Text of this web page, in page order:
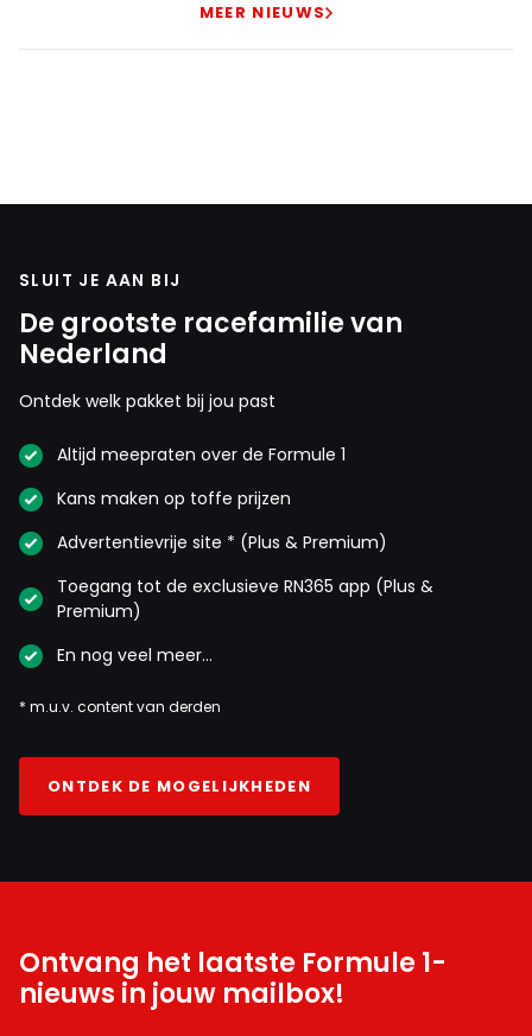
MEER NIEUWS
SLUIT JE AAN BIJ
De grootste racefamilie van
Nederland
Ontdek welk pakket bij jou past
Altijd meepraten over de Formule 1
Kans maken op toffe prijzen
Advertentievrije site * (Plus & Premium)
Toegang tot de exclusieve RN365 app (Plus &
Premium)
En nog veel meer…
* m.u.v. content van derden
ONTDEK DE MOGELIJKHEDEN
Ontvang het laatste Formule 1-
nieuws in jouw mailbox!